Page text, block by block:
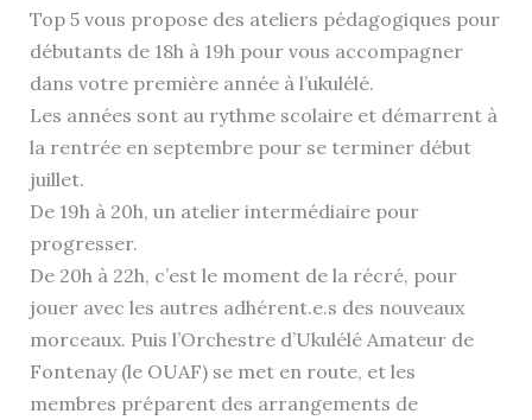
Top 5 vous propose des ateliers pédagogiques pour
débutants de 18h à 19h pour vous accompagner
dans votre première année à l’ukulélé.
Les années sont au rythme scolaire et démarrent à
la rentrée en septembre pour se terminer début
juillet.
De 19h à 20h, un atelier intermédiaire pour
progresser.
De 20h à 22h, c’est le moment de la récré, pour
jouer avec les autres adhérent.e.s des nouveaux
morceaux. Puis l’Orchestre d’Ukulélé Amateur de
Fontenay (le OUAF) se met en route, et les
membres préparent des arrangements de